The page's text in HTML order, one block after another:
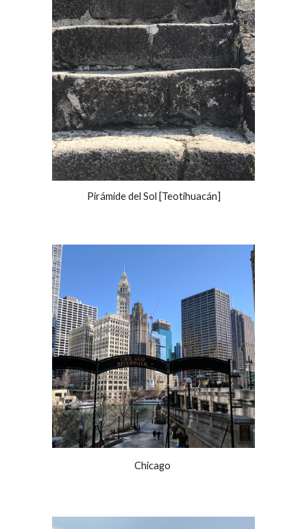
Pirámide del Sol [Teotihuacán]
Chicago